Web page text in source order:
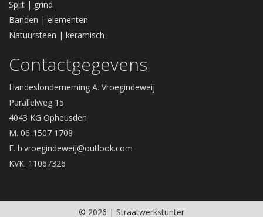
Split | grind
Banden | elementen
Natuursteen | keramisch
Contactgegevens
Handeslonderneming A. Vroegindeweij
Parallelweg 15
4043 KG Opheusden
M. 06-1507 1708
E. b.vroegindeweij@outlook.com
KVK. 11067326
© 2026 | Straatwerkstunter